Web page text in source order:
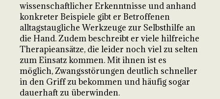
wissenschaftlicher Erkenntnisse und anhand
konkreter Beispiele gibt er Betroffenen
alltagstaugliche Werkzeuge zur Selbsthilfe an
die Hand. Zudem beschreibt er viele hilfreiche
Therapieansätze, die leider noch viel zu selten
zum Einsatz kommen. Mit ihnen ist es
möglich, Zwangsstörungen deutlich schneller
in den Griff zu bekommen und häufig sogar
dauerhaft zu überwinden.